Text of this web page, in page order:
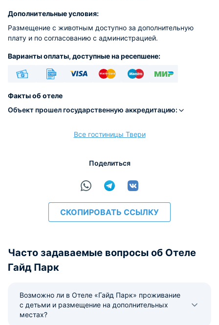
Дополнительные условия:
Размещение с животным доступно за дополнительную
плату и по согласованию с администрацией.
Варианты оплаты, доступные на ресепшене:
Факты об отеле
Объект прошел государственную аккредитацию:
Все гостиницы Твери
Поделиться
СКОПИРОВАТЬ ССЫЛКУ
Часто задаваемые вопросы об Отеле
Гайд Парк
Возможно ли в Отеле «Гайд Парк» проживание
с детьми и размещение на дополнительных
местах?